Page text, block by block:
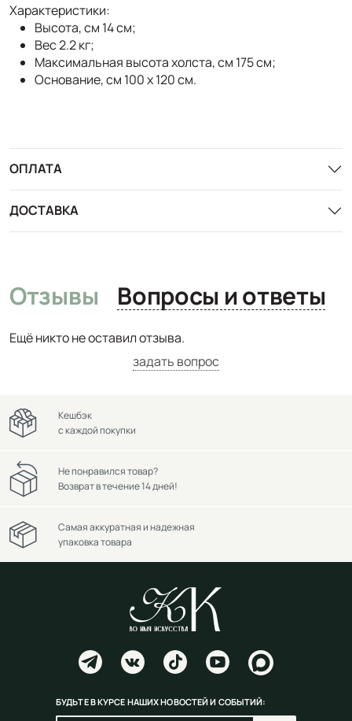
Характеристики:
Высота, см 14 см;
Вес 2.2 кг;
Максимальная высота холста, см 175 см;
Основание, см 100 х 120 см.
ОПЛАТА
ДОСТАВКА
Отзывы Вопросы и ответы
Ещё никто не оставил отзыва.
задать вопрос
Кешбэк
с каждой покупки
Не понравился товар?
Возврат в течение 14 дней!
Самая аккуратная и надежная
упаковка товара
БУДЬТЕ В КУРСЕ НАШИХ НОВОСТЕЙ И СОБЫТИЙ: